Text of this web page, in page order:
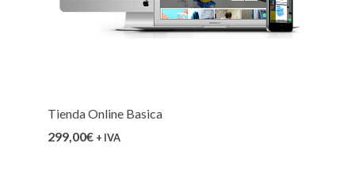
Tienda Online Basica
299,00€ + IVA